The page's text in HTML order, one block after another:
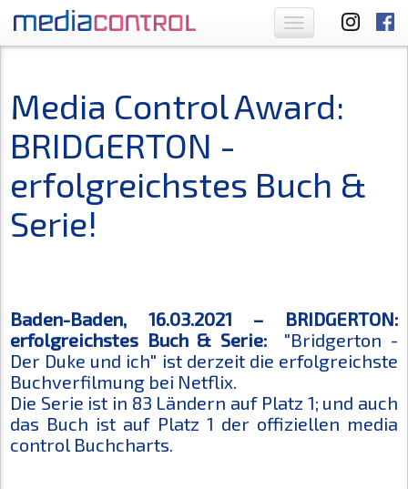
Toggle
navigation
Media Control Award:
BRIDGERTON -
erfolgreichstes Buch &
Serie!
Baden-Baden, 16.03.2021 – BRIDGERTON:
erfolgreichstes Buch & Serie:
"Bridgerton -
Der Duke und ich" ist derzeit die erfolgreichste
Buchverfilmung bei Netflix.
Die Serie ist in 83 Ländern auf Platz 1; und auch
das Buch ist auf Platz 1 der offiziellen media
control Buchcharts.